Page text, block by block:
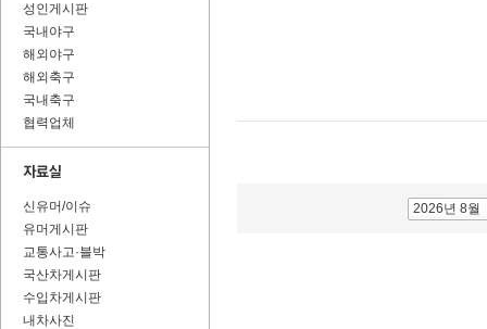
성인게시판
국내야구
해외야구
해외축구
국내축구
협력업체
신유머/이슈
유머게시판
교통사고·블박
국산차게시판
수입차게시판
내차사진
2026년 8월